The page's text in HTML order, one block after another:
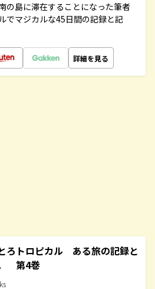
の島に滞在することになった筆者
でマジカルな45日間の記録と記
詳細を見る
ろトロピカル ある旅の記録と
第4巻